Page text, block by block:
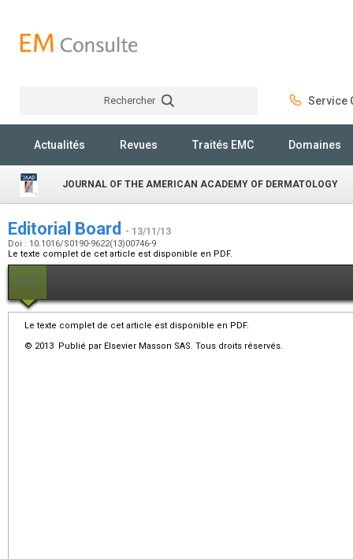
Rechercher Service
Actualités Revues Traités EMC Domaines
JOURNAL OF THE AMERICAN ACADEMY OF DERMATOLOGY
Editorial Board - 13/11/13
Doi : 10.1016/S0190-9622(13)00746-9
Le texte complet de cet article est disponible en PDF.
PDF
Le texte complet de cet article est disponible en PDF.
© 2013 Publié par Elsevier Masson SAS. Tous droits réservés.